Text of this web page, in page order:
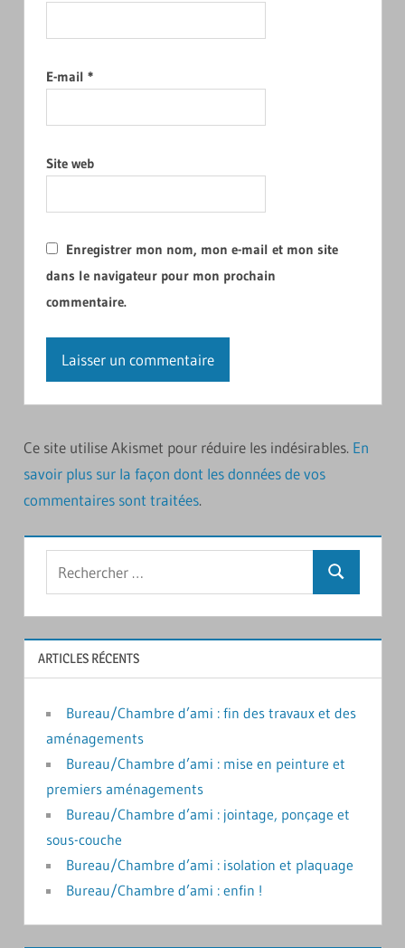
E-mail *
Site web
Enregistrer mon nom, mon e-mail et mon site
dans le navigateur pour mon prochain
commentaire.
Ce site utilise Akismet pour réduire les indésirables. En
savoir plus sur la façon dont les données de vos
commentaires sont traitées.
Recherche
ARTICLES RÉCENTS
Bureau/Chambre d’ami : fin des travaux et des
aménagements
Bureau/Chambre d’ami : mise en peinture et
premiers aménagements
Bureau/Chambre d’ami : jointage, ponçage et
sous-couche
Bureau/Chambre d’ami : isolation et plaquage
Bureau/Chambre d’ami : enfin !